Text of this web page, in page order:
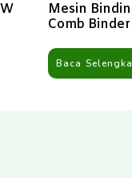
Mesin
Comb Binder
Baca